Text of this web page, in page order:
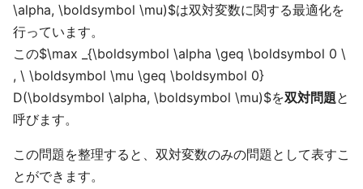
\alpha, \boldsymbol \mu)$は双対変数に関する最適化を
行っています。
この$\max _{\boldsymbol \alpha \geq \boldsymbol 0 \
, \ \boldsymbol \mu \geq \boldsymbol 0}
D(\boldsymbol \alpha, \boldsymbol \mu)$を双対問題と
呼びます。
この問題を整理すると、双対変数のみの問題として表すこ
とができます。